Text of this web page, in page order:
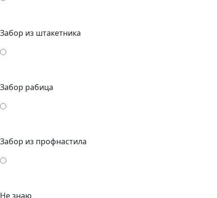
Забор из штакетника
Забор рабица
Забор из профнастила
Не знаю